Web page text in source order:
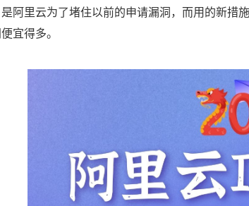
阿里云为了堵住以前的申请漏洞，而用的新措
宜得多。